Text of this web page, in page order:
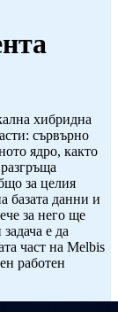
хибридна
сървърно
ядро, както
за целия
базата данни и
за него ще
е да
част на Melbis
работен